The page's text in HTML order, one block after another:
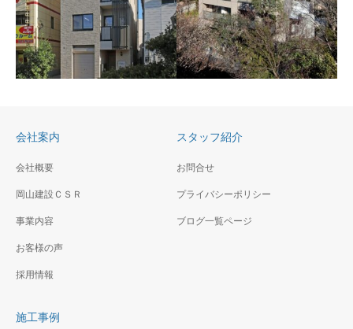
百合ヶ丘カトリック教会
カトリック教会、聖堂は厳か
光が印象的
鎌倉Ｉ様邸新築工事
海の見える高台にあるアメリ
カンナイズの品のある住宅
（仮称）神奈川区二ッ谷
ドに特徴のある複合ビル
FC鷹番1丁目計画新築工
会社案内
会社概要
岡山建設ＣＳＲ
事業内容
お客様の声
採用情報
スタッフ紹介
お問合せ
プライバシーポリシー
ブログ一覧ページ
施工事例